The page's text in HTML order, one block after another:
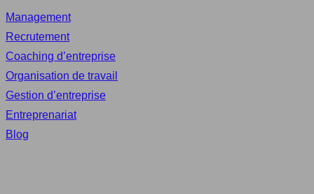
Management
Recrutement
Coaching d’entreprise
Organisation de travail
Gestion d’entreprise
Entreprenariat
Blog